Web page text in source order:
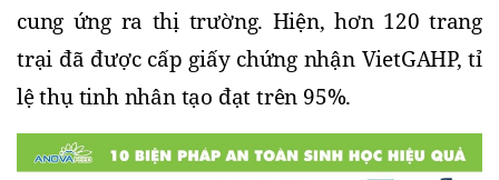
cung ứng ra thị trường. Hiện, hơn 120 trang
trại đã được cấp giấy chứng nhận VietGAHP, tỉ
lệ thụ tinh nhân tạo đạt trên 95%.